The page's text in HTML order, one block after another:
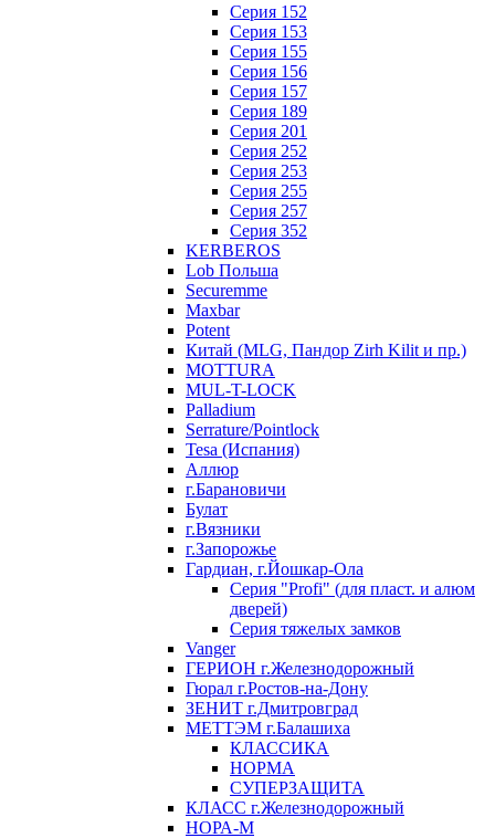
Серия 152
Серия 153
Серия 155
Серия 156
Серия 157
Серия 189
Серия 201
Серия 252
Серия 253
Серия 255
Серия 257
Серия 352
KERBEROS
Lob Польша
Securemme
Maxbar
Potent
Китай (MLG, Пандор Zirh Kilit и пр.)
MOTTURA
MUL-T-LOCK
Palladium
Serrature/Pointlock
Tesa (Испания)
Аллюр
г.Барановичи
Булат
г.Вязники
г.Запорожье
Гардиан, г.Йошкар-Ола
Серия "Profi" (для пласт. и алюм
дверей)
Серия тяжелых замков
Vanger
ГЕРИОН г.Железнодорожный
Гюрал г.Ростов-на-Дону
ЗЕНИТ г.Дмитровград
МЕТТЭМ г.Балашиха
КЛАССИКА
НОРМА
СУПЕРЗАЩИТА
КЛАСС г.Железнодорожный
НОРА-М